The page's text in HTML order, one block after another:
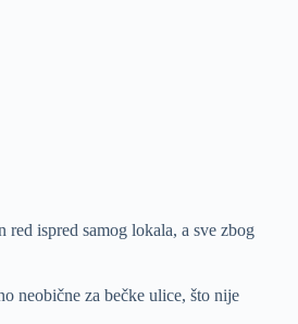
ispred samog lokala, a sve zbog
neobične za bečke ulice, što nije